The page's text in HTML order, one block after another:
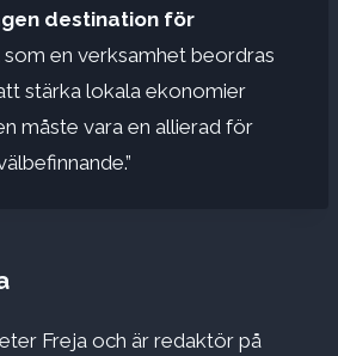
destination för
en verksamhet beordras
stärka lokala ekonomier
måste vara en allierad för
Freja och är redaktör på